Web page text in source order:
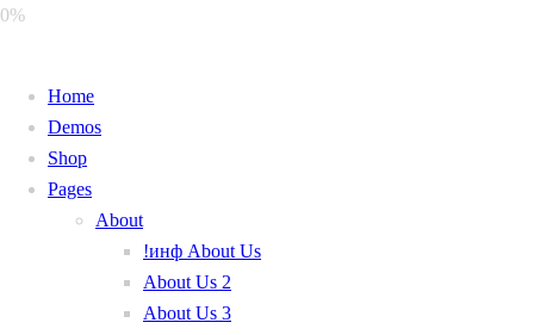
0%
Home
Demos
Shop
Pages
About
!инф About Us
About Us 2
About Us 3